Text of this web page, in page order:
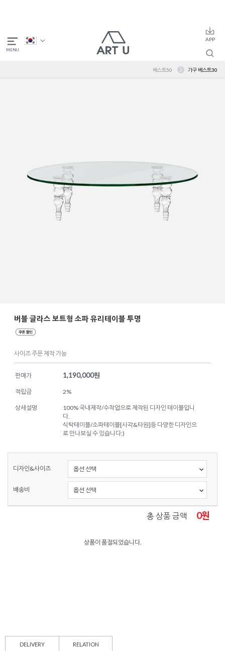
베스트50 가구 베스트30
버블 글라스 보트형 소파 유리테이블 투명
사이즈 주문 제작 가능
판매가 1,190,000원
적립금 2%
상세설명
100% 국내제작/수작업으로 제작된 디자인 테이블입니
다.
식탁테이블/소파테이블[사각&타원]등 다양한 디자인으
로 만나보실 수 있습니다:)
디자인&사이즈
배송비
총 상품 금액 0원
상품이 품절되었습니다.
DELIVERY RELATION